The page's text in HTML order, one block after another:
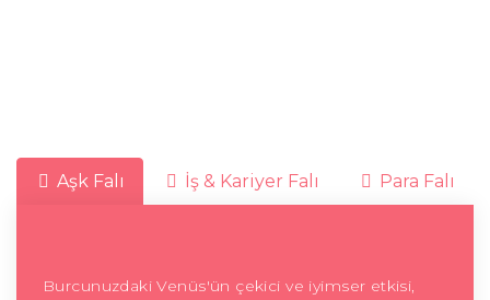
Aşk Falı İş & Kariyer Falı Para Falı
Burcunuzdaki Venüs'ün çekici ve iyimser etkisi,